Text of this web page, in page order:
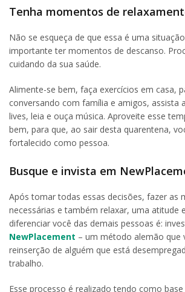
Tenha momentos de
Não se esqueça de que essa é uma
importante ter momentos de descanso.
cuidando da sua saúde.
Alimente-se bem, faça exercícios em casa,
conversando com família e amigos, assista
lives, leia e ouça música. Aproveite esse
bem, para que, ao sair desta quarentena,
fortalecido como pessoa.
Busque e invista em
Após tomar todas essas decisões, fazer as
necessárias e também relaxar, uma atitude
diferenciar você das demais pessoas é:
NewPlacement – um método alemão que
reinserção de alguém que está
trabalho.
Esse processo é realizado tendo como